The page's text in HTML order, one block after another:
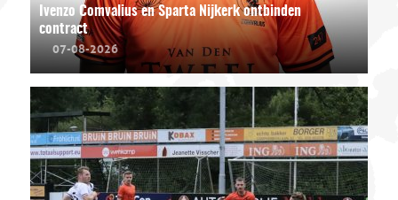
Ivenzo Comvalius en Sparta Nijkerk ontbinden
contract
07-08-2026